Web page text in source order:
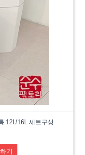
12L/16L 세트구성
기